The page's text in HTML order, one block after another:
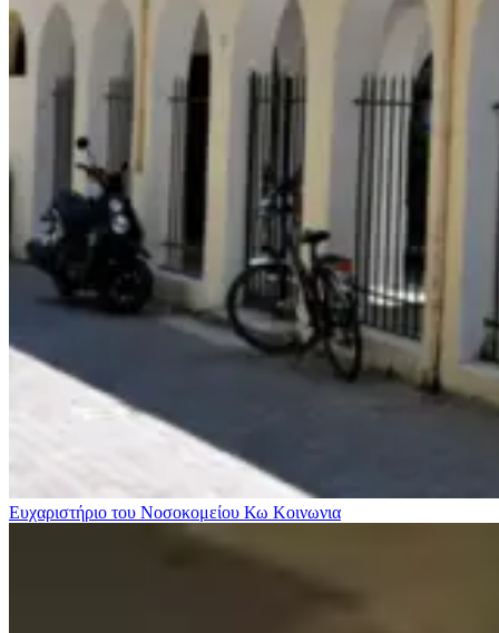
Ευχαριστήριο του Νοσοκομείου Κω Κοινωνια